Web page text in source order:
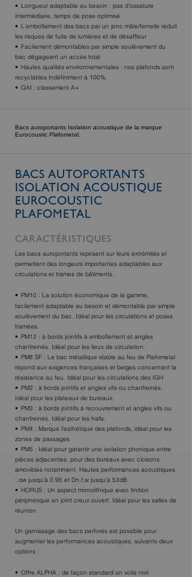
Longueur adaptable au besoin : pas d’ossature
intermédiaire, temps de pose optimisé
L’emboîtement des bacs par un jonc mâle/femelle réduit
les risques de fuite de lumières et de désaffleur
Facilement démontables par simple soulèvement du
bac dégageant un accès total
Hautes qualités environnementales : nos plafonds sont
recyclables indéfiniment à 100%.
QAI : classement A+
Bacs autoportants Isolation acoustique de la marque
Eurocoustic Plafometal.
BACS AUTOPORTANTS
ISOLATION ACOUSTIQUE
EUROCOUSTIC
PLAFOMETAL
CARACTÉRISTIQUES
Les bacs autoportants reposent sur leurs extrémités et
permettent des longeurs importantes adaptables aux
circulations et trames de bâtiments.
PM10 : La solution économique de la gamme,
facilement adaptable au besoin et démontable par simple
soulèvement du bac. Idéal pour les circulations et poses
tramées.
PM12 : à bords jointifs à emboîtement et angles
chanfreinés. Idéal pour les lieux de circulation.
PM8 SF : Le bac métallique stable au feu de Plafometal
répond aux exigences françaises et belges concernant la
résistance au feu. Idéal pour les circulations des IGH
PM2 : à bords jointifs et angles vifs ou chanfreinés.
Idéal pour les plateaux de bureaux.
PM3 : à bords jointifs à recouvrement et angles vifs ou
chanfreinés. Idéal pour les halls.
PM4 : Marque l'esthétique des plafonds, idéal pour les
zones de passages
PM5 : Idéal pour garantir une isolation phonique entre
pièces adjacentes, pour des bureaux avec cloisons
amovibles notamment. Hautes performances acoustiques
: αw jusqu’à 0.95 et Dn,f,w jusqu'à 53dB
HORUS : Un aspect monolithique avec finition
périphérique en joint creux ouvert. Idéal pour les salles de
réunion.
Un garnissage des bacs perforés est possible pour
augmenter les performances acoustiques, suivants deux
options :
Offre ALPHA : de façon standard un voile noir